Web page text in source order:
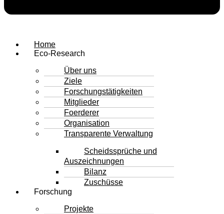
Home
Eco-Research
Über uns
Ziele
Forschungstätigkeiten
Mitglieder
Foerderer
Organisation
Transparente Verwaltung
Scheidssprüche und
Auszeichnungen
Bilanz
Zuschüsse
Forschung
Projekte